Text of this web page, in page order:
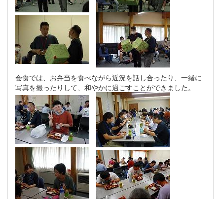
会食では、お弁当を食べながら近況を話し合ったり、一緒に
写真を撮ったりして、和やかに過ごすことができました。